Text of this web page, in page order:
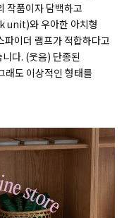
작품이자 담백하고
unit)와 우아한 아치형
파이더 램프가 적합하다고
다. (웃음) 단종된
래도 이상적인 형태를